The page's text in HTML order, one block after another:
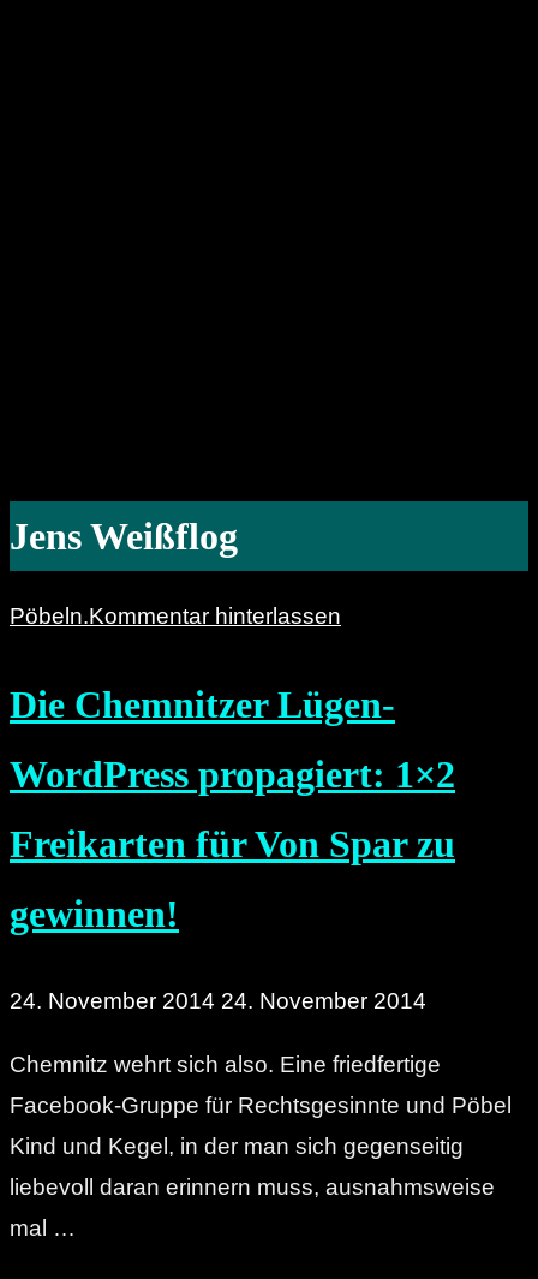
Jens Weißflog
Pöbeln.Kommentar hinterlassen
Die Chemnitzer Lügen-
WordPress propagiert: 1×2
Freikarten für Von Spar zu
gewinnen!
24. November 2014 24. November 2014
Chemnitz wehrt sich also. Eine friedfertige
Facebook-Gruppe für Rechtsgesinnte und Pöbel
Kind und Kegel, in der man sich gegenseitig
liebevoll daran erinnern muss, ausnahmsweise
mal …